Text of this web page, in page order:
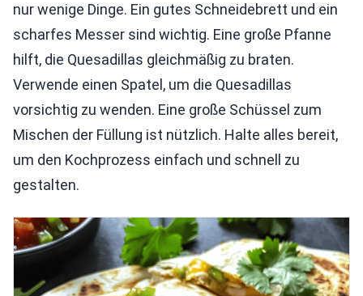
nur wenige Dinge. Ein gutes Schneidebrett und ein
scharfes Messer sind wichtig. Eine große Pfanne
hilft, die Quesadillas gleichmäßig zu braten.
Verwende einen Spatel, um die Quesadillas
vorsichtig zu wenden. Eine große Schüssel zum
Mischen der Füllung ist nützlich. Halte alles bereit,
um den Kochprozess einfach und schnell zu
gestalten.